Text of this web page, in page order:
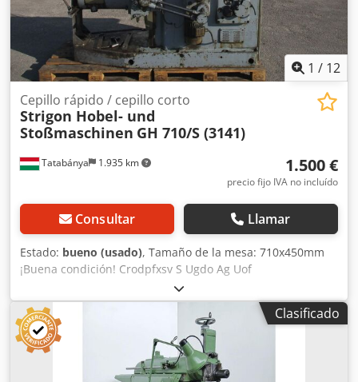
1 / 12
Tatabánya 1.935 km
Cepillo rápido / cepillo corto
Strigon Hobel- und
Stoßmaschinen GH 710/S (3141)
1.500 €
precio fijo IVA no incluído
Consultar Llamar
Estado: bueno (usado), Tamaño de la mesa: 710x450mm
¡Buena condición! Crodpfxsv S Ugdo Ag Uof
Clasificado